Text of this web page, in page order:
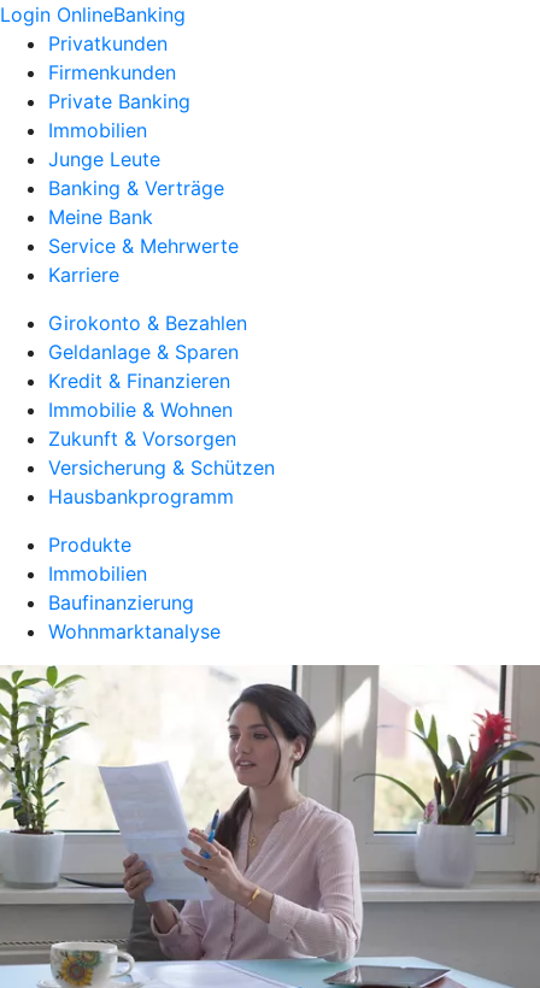
Login OnlineBanking
Privatkunden
Firmenkunden
Private Banking
Immobilien
Junge Leute
Banking & Verträge
Meine Bank
Service & Mehrwerte
Karriere
Girokonto & Bezahlen
Geldanlage & Sparen
Kredit & Finanzieren
Immobilie & Wohnen
Zukunft & Vorsorgen
Versicherung & Schützen
Hausbankprogramm
Produkte
Immobilien
Baufinanzierung
Wohnmarktanalyse